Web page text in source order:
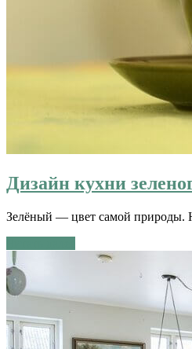
Дизайн кухни
Зелёный — цвет самой природы.